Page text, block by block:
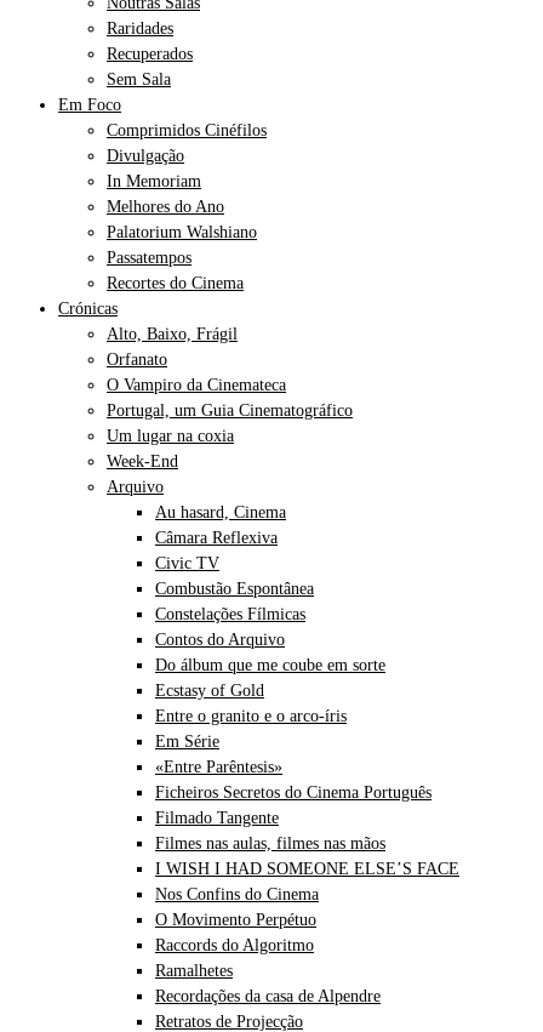
Raridades
Recuperados
Sem Sala
Em Foco
Comprimidos Cinéfilos
Divulgação
In Memoriam
Melhores do Ano
Palatorium Walshiano
Passatempos
Recortes do Cinema
Crónicas
Alto, Baixo, Frágil
Orfanato
O Vampiro da Cinemateca
Portugal, um Guia Cinematográfico
Um lugar na coxia
Week-End
Arquivo
Au hasard, Cinema
Câmara Reflexiva
Civic TV
Combustão Espontânea
Constelações Fílmicas
Contos do Arquivo
Do álbum que me coube em sorte
Ecstasy of Gold
Entre o granito e o arco-íris
Em Série
«Entre Parêntesis»
Ficheiros Secretos do Cinema Português
Filmado Tangente
Filmes nas aulas, filmes nas mãos
I WISH I HAD SOMEONE ELSE’S FACE
Nos Confins do Cinema
O Movimento Perpétuo
Raccords do Algoritmo
Ramalhetes
Recordações da casa de Alpendre
Retratos de Projecção